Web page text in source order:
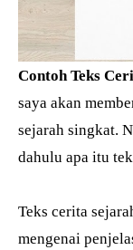
Contoh Teks
saya akan
sejarah singkat.
dahulu apa itu
Teks cerita
mengenai